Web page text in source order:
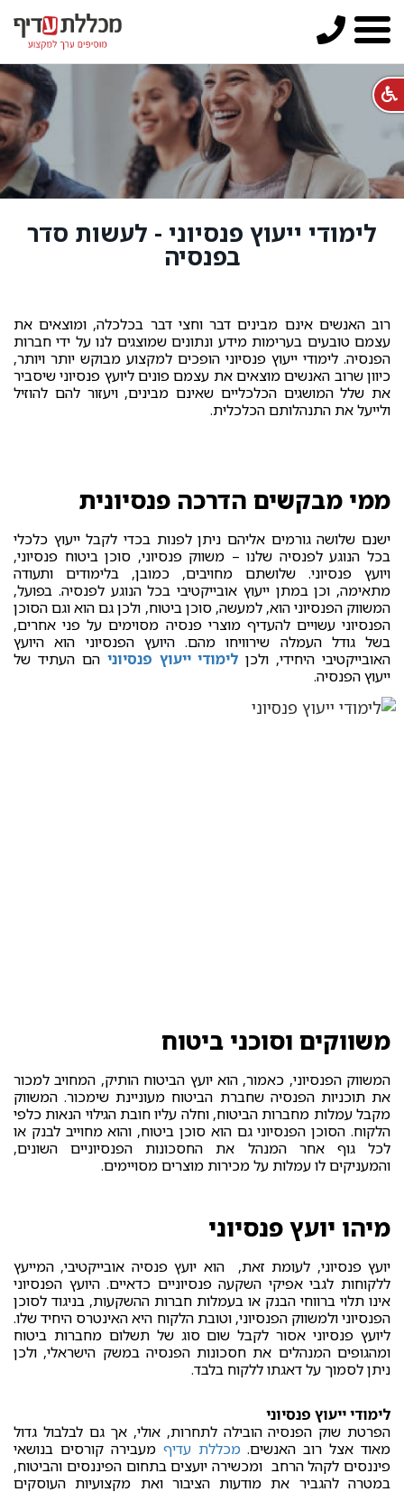
לימודי ייעוץ פנסיוני - לעשות סדר
בפנסיה
רוב האנשים אינם מבינים דבר וחצי דבר בכלכלה, ומוצאים את
עצמם טובעים בערימות מידע ונתונים שמוצגים לנו על ידי חברות
הפנסיה. לימודי ייעוץ פנסיוני הופכים למקצוע מבוקש יותר ויותר,
כיוון שרוב האנשים מוצאים את עצמם פונים ליועץ פנסיוני שיסביר
את שלל המושגים הכלכליים שאינם מבינים, ויעזור להם להוזיל
ולייעל את התנהלותם הכלכלית.
ממי מבקשים הדרכה פנסיונית
ישנם שלושה גורמים אליהם ניתן לפנות בכדי לקבל ייעוץ כלכלי
בכל הנוגע לפנסיה שלנו – משווק פנסיוני, סוכן ביטוח פנסיוני,
ויועץ פנסיוני. שלושתם מחויבים, כמובן, בלימודים ותעודה
מתאימה, וכן במתן ייעוץ אובייקטיבי בכל הנוגע לפנסיה. בפועל,
המשווק הפנסיוני הוא, למעשה, סוכן ביטוח, ולכן גם הוא וגם הסוכן
הפנסיוני עשויים להעדיף מוצרי פנסיה מסוימים על פני אחרים,
בשל גודל העמלה שירוויחו מהם. היועץ הפנסיוני הוא היועץ
האובייקטיבי היחידי, ולכן לימודי ייעוץ פנסיוני הם העתיד של
ייעוץ הפנסיה.
משווקים וסוכני ביטוח
המשווק הפנסיוני, כאמור, הוא יועץ הביטוח הותיק, המחויב למכור
את תוכניות הפנסיה שחברת הביטוח מעוניינת שימכור. המשווק
מקבל עמלות מחברות הביטוח, וחלה עליו חובת הגילוי הנאות כלפי
הלקוח. הסוכן הפנסיוני גם הוא סוכן ביטוח, והוא מחוייב לבנק או
לכל גוף אחר המנהל את החסכונות הפנסיוניים השונים,
והמעניקים לו עמלות על מכירות מוצרים מסויימים.
מיהו יועץ פנסיוני
יועץ פנסיוני, לעומת זאת, הוא יועץ פנסיה אובייקטיבי, המייעץ
ללקוחות לגבי אפיקי השקעה פנסיוניים כדאיים. היועץ הפנסיוני
אינו תלוי ברווחי הבנק או בעמלות חברות ההשקעות, בניגוד לסוכן
הפנסיוני ולמשווק הפנסיוני, וטובת הלקוח היא האינטרס היחיד שלו.
ליועץ פנסיוני אסור לקבל שום סוג של תשלום מחברות ביטוח
ומהגופים המנהלים את חסכונות הפנסיה במשק הישראלי, ולכן
ניתן לסמוך על דאגתו ללקוח בלבד.
לימודי ייעוץ פנסיוני
הפרטת שוק הפנסיה הובילה לתחרות, אולי, אך גם לבלבול גדול
מאוד אצל רוב האנשים.מכללת עדיףמעבירה קורסים בנושאי
פיננסים לקהל הרחב ומכשירה יועצים בתחום הפיננסים והביטוח,
במטרה להגביר את מודעות הציבור ואת מקצועיות העוסקים